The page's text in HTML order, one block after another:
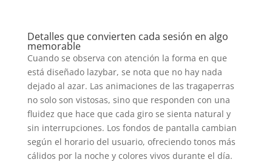
Detalles que convierten cada sesión en algo
memorable
Cuando se observa con atención la forma en que
está diseñado lazybar, se nota que no hay nada
dejado al azar. Las animaciones de las tragaperras
no solo son vistosas, sino que responden con una
fluidez que hace que cada giro se sienta natural y
sin interrupciones. Los fondos de pantalla cambian
según el horario del usuario, ofreciendo tonos más
cálidos por la noche y colores vivos durante el día.